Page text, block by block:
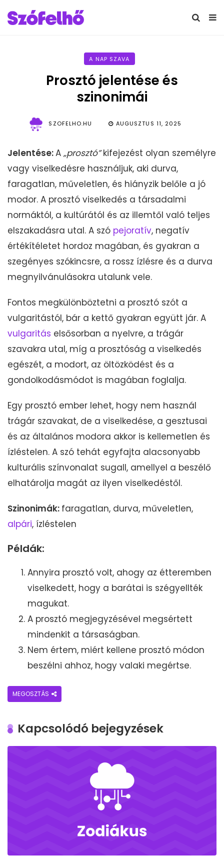
A NAP SZAVA
Prosztó jelentése és
szinonimái
SZOFELHO.HU AUGUSZTUS 11, 2025
Jelentése:A „prosztó”kifejezést olyan személyre
vagy viselkedésre használjuk, aki durva,
faragatlan, műveletlen, és hiányzik belőle a jó
modor. A prosztó viselkedés a társadalmi
normáktól, a kultúrától és az illemtől való teljes
elszakadásra utal. A szó pejoratív, negatív
értékítéletet hordoz magában, és gyakran a
szegényes szókincsre, a rossz ízlésre és a durva
megnyilvánulásokra utalunk vele.
Fontos megkülönböztetni a prosztó szót a
vulgaritástól, bár a kettő gyakran együtt jár. A
vulgaritás elsősorban a nyelvre, a trágár
szavakra utal, míg a prosztóság a viselkedés
egészét, a modort, az öltözködést és a
gondolkodásmódot is magában foglalja.
Egy prosztó ember lehet, hogy nem használ
trágár szavakat, de a viselkedése, a gesztusai
és az általános modora akkor is kellemetlen és
ízléstelen. A szó tehát egyfajta alacsonyabb
kulturális színvonalat sugall, amellyel a beszélő
elhatárolja magát az ilyen viselkedéstől.
Szinonimák: faragatlan, durva, műveletlen,
alpári, ízléstelen
Példák:
Annyira prosztó volt, ahogy az étteremben
viselkedett, hogy a barátai is szégyellték
magukat.
A prosztó megjegyzésével megsértett
mindenkit a társaságban.
Nem értem, miért kellene prosztó módon
beszélni ahhoz, hogy valaki megértse.
MEGOSZTÁS
Kapcsolódó bejegyzések